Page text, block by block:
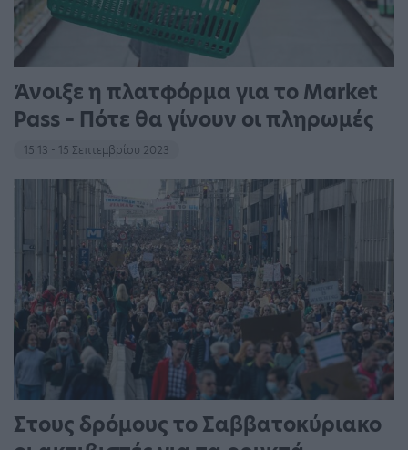
Άνοιξε η πλατφόρμα για το Market
Pass – Πότε θα γίνουν οι πληρωμές
15:13 - 15 Σεπτεμβρίου 2023
Στους δρόμους το Σαββατοκύριακο